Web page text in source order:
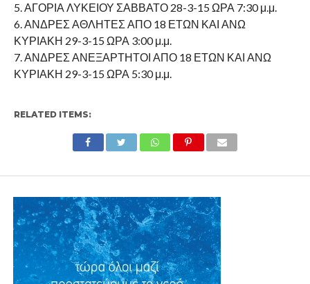
5. ΑΓΟΡΙΑ ΛΥΚΕΙΟΥ ΣΑΒΒΑΤΟ 28-3-15 ΩΡΑ 7:30 μ.μ.
6. ΑΝΔΡΕΣ ΑΘΛΗΤΕΣ ΑΠΟ 18 ΕΤΩΝ ΚΑΙ ΑΝΩ
ΚΥΡΙΑΚΗ 29-3-15 ΩΡΑ 3:00 μ.μ.
7. ΑΝΔΡΕΣ ΑΝΕΞΑΡΤΗΤΟΙ ΑΠΟ 18 ΕΤΩΝ ΚΑΙ ΑΝΩ
ΚΥΡΙΑΚΗ 29-3-15 ΩΡΑ 5:30 μ.μ.
RELATED ITEMS:
ΕΠΙΚΑΙΡΟΤΗΤΑ
Συνεδρίαση του Δημοτικού
Συμβουλίου Κοζάνης
By Δυτική Μακεδονία